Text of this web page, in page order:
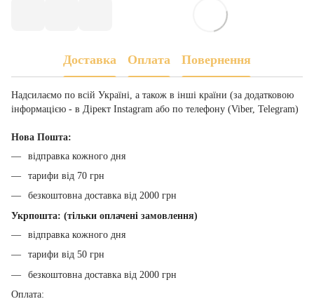
Доставка Оплата Повернення
Надсилаємо по всій Україні, а також в інші країни (за додатковою
інформацією - в Дірект Instagram або по телефону (Viber, Telegram)
Нова Пошта:
відправка кожного дня
тарифи від 70 грн
безкоштовна доставка від 2000 грн
Укрпошта: (тільки оплачені замовлення)
відправка кожного дня
тарифи від 50 грн
безкоштовна доставка від 2000 грн
Оплата: